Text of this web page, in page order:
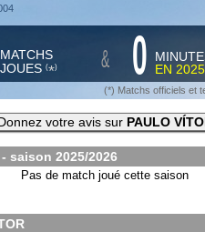
MATCHS
JOUES (*) & 0
EN
(*) Matchs officiels et
votre avis sur PAULO
- saison 2025/2026
Pas de match joué cette saison